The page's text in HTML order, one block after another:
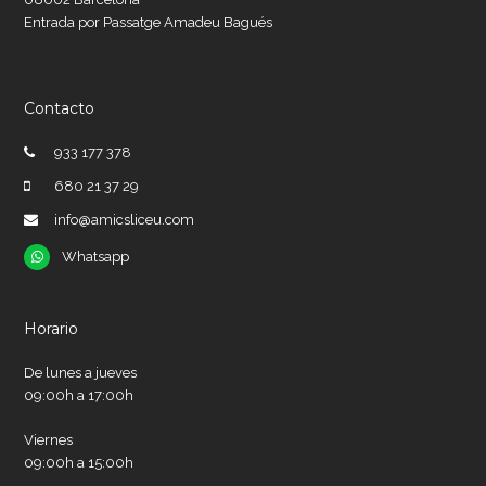
Entrada por Passatge Amadeu Bagués
Contacto
933 177 378
680 21 37 29
info@amicsliceu.com
Whatsapp
Whatsapp
Horario
De lunes a jueves
09:00h a 17:00h
Viernes
09:00h a 15:00h